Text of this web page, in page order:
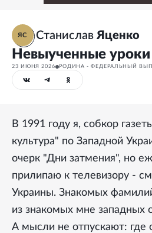
ЯС Станислав Яценко
Невыученные уроки
23 ИЮНЯ 2026 РОДИНА - ФЕДЕРАЛЬНЫЙ
В 1991 году я, собкор
культура" по Западной
очерк "Дни затмения", но
прилипаю к телевизору -
Украины. Знакомых
из знакомых мне западных
А мысли не отпускают: где